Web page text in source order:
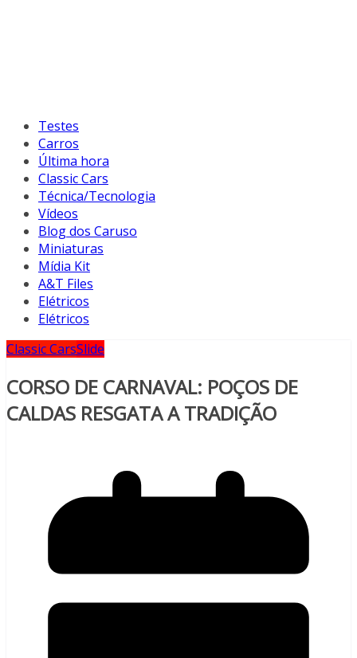
Testes
Carros
Última hora
Classic Cars
Técnica/Tecnologia
Vídeos
Blog dos Caruso
Miniaturas
Mídia Kit
A&T Files
Elétricos
Elétricos
Classic CarsSlide
CORSO DE CARNAVAL: POÇOS DE
CALDAS RESGATA A TRADIÇÃO